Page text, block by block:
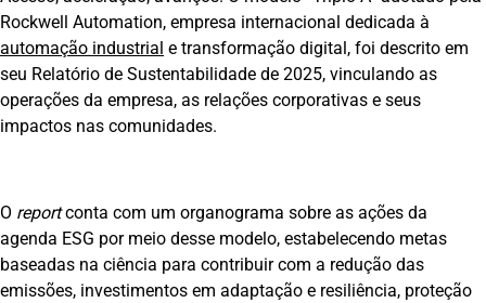
Rockwell Automation, empresa internacional dedicada à
automação industrial e transformação digital, foi descrito em
seu Relatório de Sustentabilidade de 2025, vinculando as
operações da empresa, as relações corporativas e seus
impactos nas comunidades.
O reportconta com um organograma sobre as ações da
agenda ESG por meio desse modelo, estabelecendo metas
baseadas na ciência para contribuir com a redução das
emissões, investimentos em adaptação e resiliência, proteção